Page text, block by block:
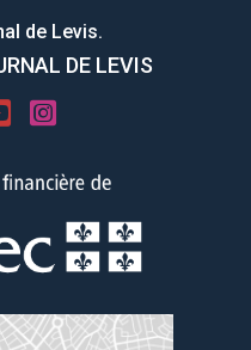
de Levis.
DE LEVIS